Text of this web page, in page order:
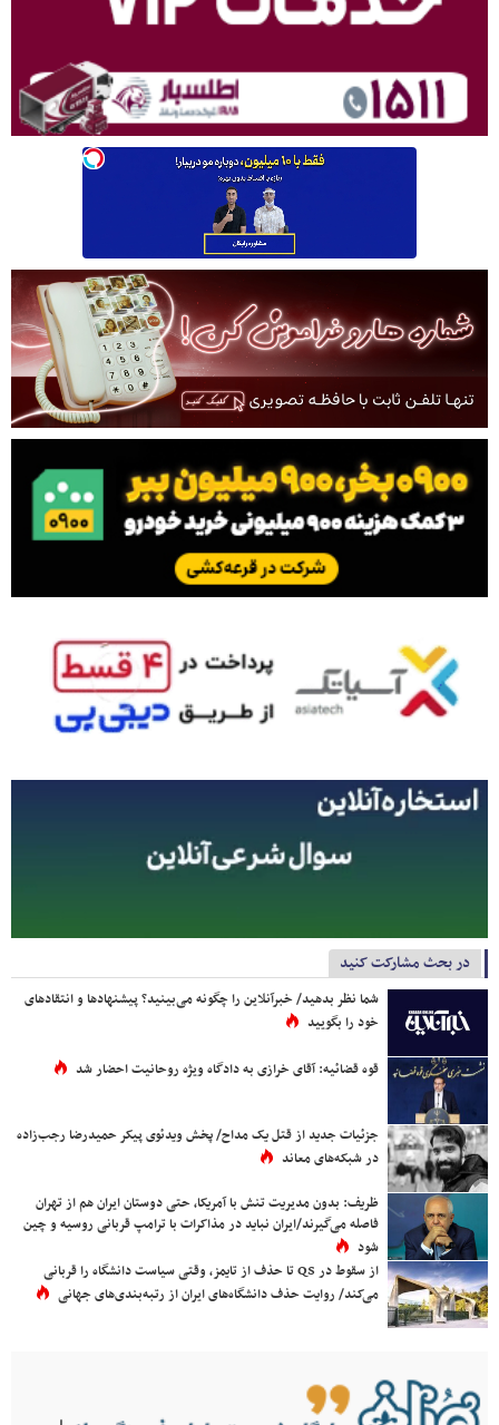
در بحث مشارکت کنید
شما نظر بدهید/ خبرآنلاین را چگونه می‌بینید؟ پیشنهادها و انتقادهای
خود را بگویید
قوه قضائیه: آقای خرازی به دادگاه ویژه روحانیت احضار شد
جزئیات جدید از قتل یک مداح/ پخش ویدئوی پیکر حمیدرضا رجب‌زاده
در شبکه‌های معاند
ظریف: بدون مدیریت تنش با آمریکا، حتی دوستان ایران هم از تهران
فاصله می‌گیرند/ایران نباید در مذاکرات با ترامپ قربانی روسیه و چین
شود
از سقوط در QS تا حذف از تایمز، وقتی سیاست دانشگاه را قربانی
می‌کند/ روایت حذف دانشگاه‌های ایران از رتبه‌بندی‌های جهانی